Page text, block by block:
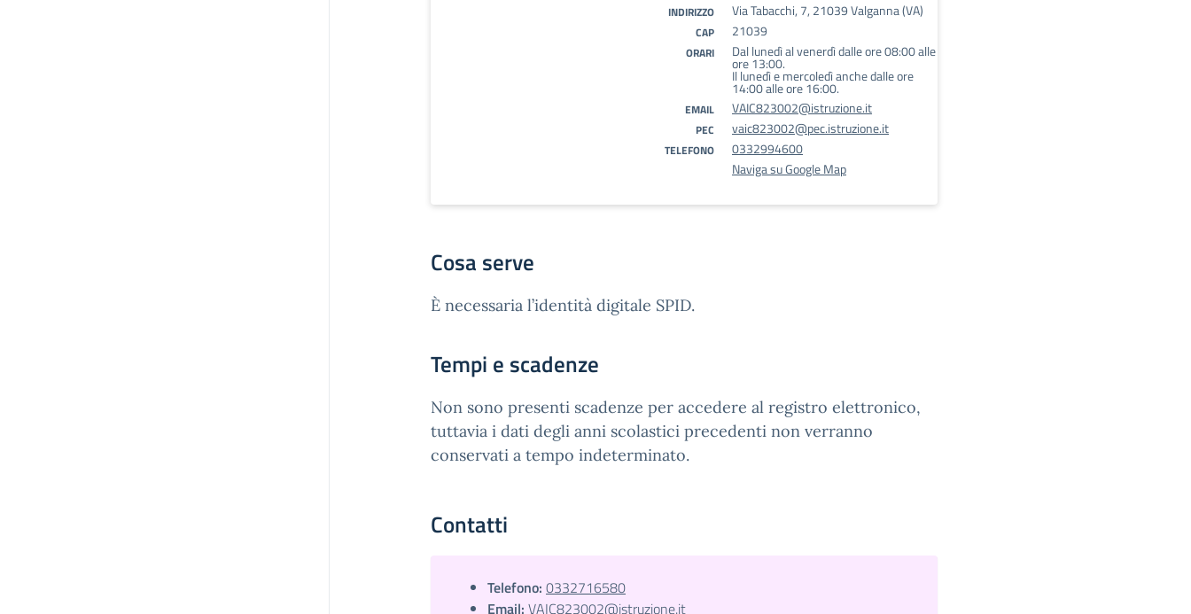
INDIRIZZO Via Tabacchi, 7, 21039 Valganna (VA)
CAP 21039
ORARI Dal lunedì al venerdì dalle ore 08:00 alle
ore 13:00.
Il lunedì e mercoledì anche dalle ore
14:00 alle ore 16:00.
EMAIL VAIC823002@istruzione.it
PEC vaic823002@pec.istruzione.it
TELEFONO
0332994600
Naviga su Google Map
Cosa serve
È necessaria l’identità digitale SPID.
Tempi e scadenze
Non sono presenti scadenze per accedere al registro elettronico,
tuttavia i dati degli anni scolastici precedenti non verranno
conservati a tempo indeterminato.
Contatti
Telefono: 0332716580
Email: VAIC823002@istruzione.it